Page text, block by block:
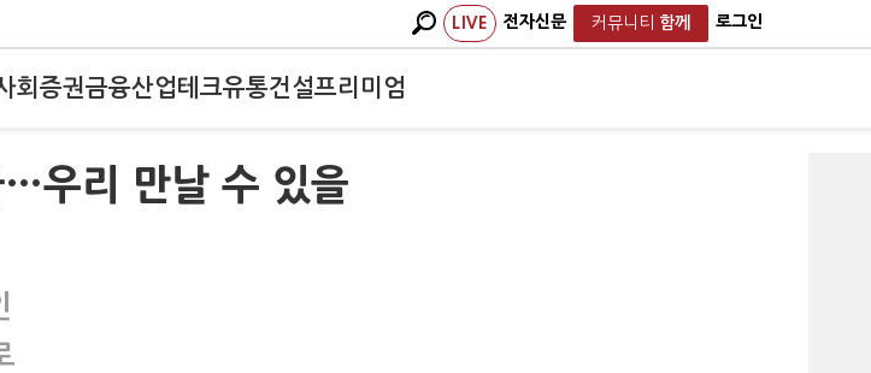
LIVE 전자신문 커뮤니티 함께 로그인
회 증권금융산업테크유통건설프리미엄
우리 만날 수 있을